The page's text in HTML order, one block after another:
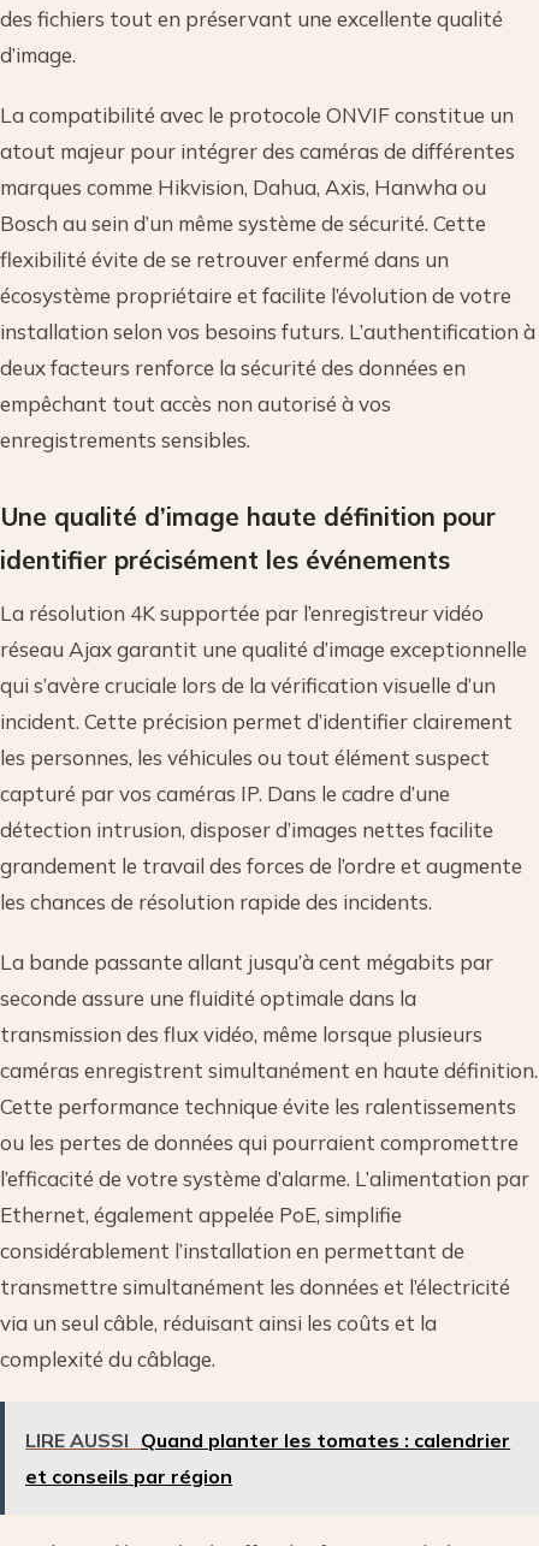
des fichiers tout en préservant une excellente qualité
d’image.
La compatibilité avec le protocole ONVIF constitue un
atout majeur pour intégrer des caméras de différentes
marques comme Hikvision, Dahua, Axis, Hanwha ou
Bosch au sein d’un même système de sécurité. Cette
flexibilité évite de se retrouver enfermé dans un
écosystème propriétaire et facilite l’évolution de votre
installation selon vos besoins futurs. L’authentification à
deux facteurs renforce la sécurité des données en
empêchant tout accès non autorisé à vos
enregistrements sensibles.
Une qualité d’image haute définition pour
identifier précisément les événements
La résolution 4K supportée par l’enregistreur vidéo
réseau Ajax garantit une qualité d’image exceptionnelle
qui s’avère cruciale lors de la vérification visuelle d’un
incident. Cette précision permet d’identifier clairement
les personnes, les véhicules ou tout élément suspect
capturé par vos caméras IP. Dans le cadre d’une
détection intrusion, disposer d’images nettes facilite
grandement le travail des forces de l’ordre et augmente
les chances de résolution rapide des incidents.
La bande passante allant jusqu’à cent mégabits par
seconde assure une fluidité optimale dans la
transmission des flux vidéo, même lorsque plusieurs
caméras enregistrent simultanément en haute définition.
Cette performance technique évite les ralentissements
ou les pertes de données qui pourraient compromettre
l’efficacité de votre système d’alarme. L’alimentation par
Ethernet, également appelée PoE, simplifie
considérablement l’installation en permettant de
transmettre simultanément les données et l’électricité
via un seul câble, réduisant ainsi les coûts et la
complexité du câblage.
LIRE AUSSI Quand planter les tomates : calendrier
et conseils par région